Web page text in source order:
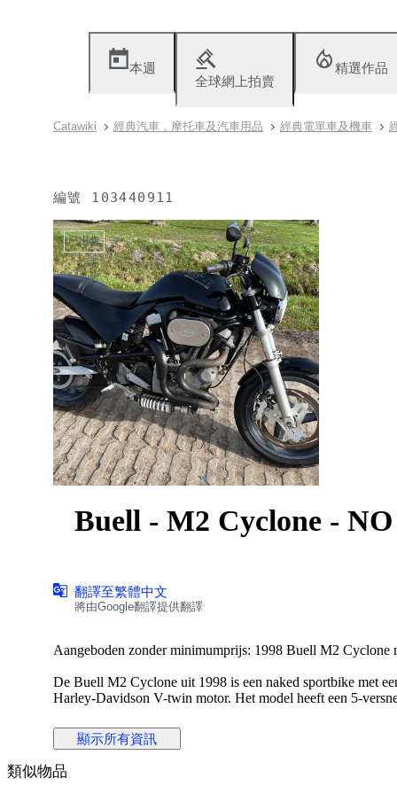
本週
全球網上拍賣
精選作品
Catawiki 經典汽車，摩托車及汽車用品 經典電單車及機車
編號 103440911
已出售
Buell - M2 Cyclone -
翻譯至繁體中文
將由Google翻譯提供翻譯
Aangeboden zonder minimumprijs: 1998 Buell M2 Cyclone
De Buell M2 Cyclone uit 1998 is een naked sportbike met
Harley-Davidson V-twin motor. Het model heeft een 5-
De motorfiets rijdt, remt en schakelt, maar heeft een aantal
voor ingebruikname.
顯示所有資訊
類似物品